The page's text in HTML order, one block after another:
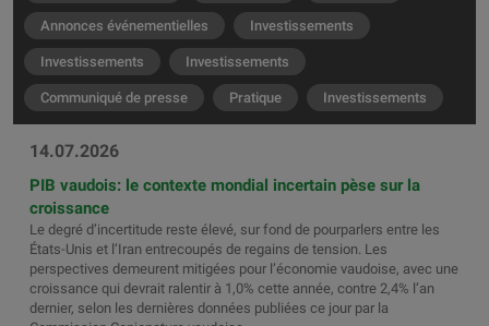
Annonces événementielles Investissements
Investissements Investissements
Communiqué de presse Pratique Investissements
14.07.2026
PIB vaudois: le contexte mondial incertain pèse sur la
croissance
Le degré d’incertitude reste élevé, sur fond de pourparlers entre les
États-Unis et l’Iran entrecoupés de regains de tension. Les
perspectives demeurent mitigées pour l’économie vaudoise, avec une
croissance qui devrait ralentir à 1,0% cette année, contre 2,4% l’an
dernier, selon les dernières données publiées ce jour par la